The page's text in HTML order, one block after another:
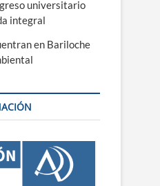
universitario
integral
en Bariloche